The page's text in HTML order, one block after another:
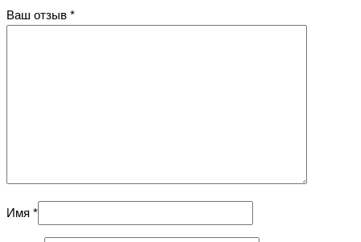
Ваш отзыв *
Имя *